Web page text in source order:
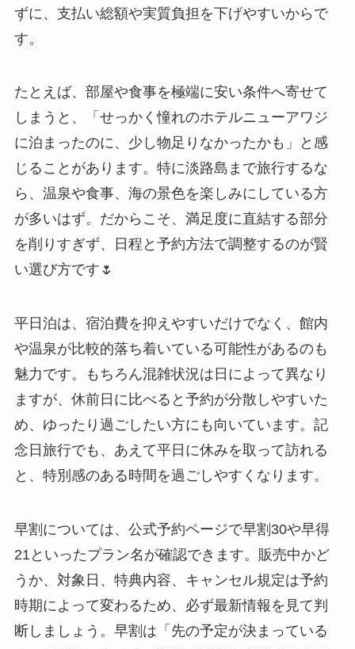
ずに、支払い総額や実質負担を下げやすいからで
す。
たとえば、部屋や食事を極端に安い条件へ寄せて
しまうと、「せっかく憧れのホテルニューアワジ
に泊まったのに、少し物足りなかったかも」と感
じることがあります。特に淡路島まで旅行するな
ら、温泉や食事、海の景色を楽しみにしている方
が多いはず。だからこそ、満足度に直結する部分
を削りすぎず、日程と予約方法で調整するのが賢
い選び方です🌷
平日泊は、宿泊費を抑えやすいだけでなく、館内
や温泉が比較的落ち着いている可能性があるのも
魅力です。もちろん混雑状況は日によって異なり
ますが、休前日に比べると予約が分散しやすいた
め、ゆったり過ごしたい方にも向いています。記
念日旅行でも、あえて平日に休みを取って訪れる
と、特別感のある時間を過ごしやすくなります。
早割については、公式予約ページで早割30や早得
21といったプラン名が確認できます。販売中かど
うか、対象日、特典内容、キャンセル規定は予約
時期によって変わるため、必ず最新情報を見て判
断しましょう。早割は「先の予定が決まっている